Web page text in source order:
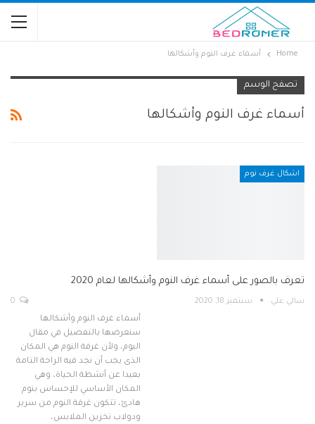
Home أسماء غرف النوم وأشكالها
تصفح الوسم
أسماء غرف النوم وأشكالها
اشكال غرف نوم
تعرف بالصور على أسماء غرف النوم وأشكالها لعام 2020
ٍسالي علي سبتمبر 18, 2020
أسماء غرف النوم وأشكالها
سنعرضها بالتفصيل في مقال
اليوم، ولأن غرفة النوم هي المكان
الذى يجب أن نجد فيه الراحة التامة
بعيدا عن أنشطة الحياة، وهي
المكان الأساسي للإحساس بنوم
هادئ، تتكون غرفة النوم من سرير
ودولاب تخزين الملابس،